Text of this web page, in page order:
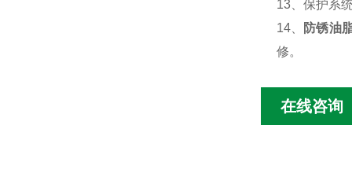
13、保护系
14、
防锈油
修。
在线咨询